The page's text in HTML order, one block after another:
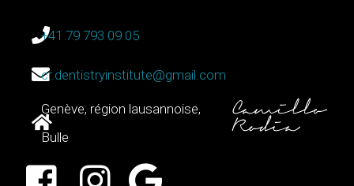
+41 79 793 09 05
cr.dentistryinstitute@gmail.com
Genève, région lausannoise,
Bulle